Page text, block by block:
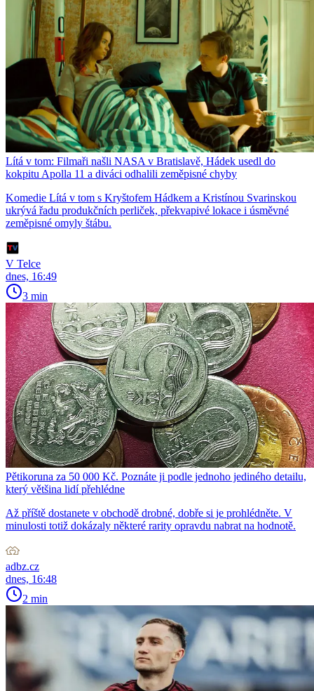
Lítá v tom: Filmaři našli NASA v Bratislavě, Hádek usedl do
kokpitu Apolla 11 a diváci odhalili zeměpisné chyby
Komedie Lítá v tom s Kryštofem Hádkem a Kristínou Svarinskou
ukrývá řadu produkčních perliček, překvapivé lokace i úsměvné
zeměpisné omyly štábu.
V Telce
dnes, 16:49
3 min
Pětikoruna za 50 000 Kč. Poznáte ji podle jednoho jediného detailu,
který většina lidí přehlédne
Až příště dostanete v obchodě drobné, dobře si je prohlédněte. V
minulosti totiž dokázaly některé rarity opravdu nabrat na hodnotě.
adbz.cz
dnes, 16:48
2 min